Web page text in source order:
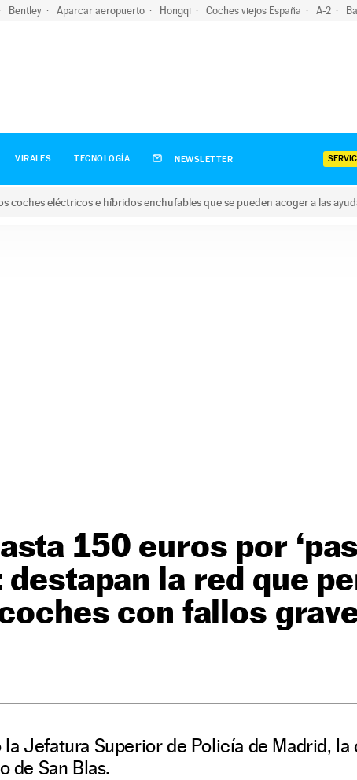
Bentley Aparcar aeropuerto Hongqi Coches viejos España A-2
VIRALES TECNOLOGÍA NEWSLETTER
coches eléctricos e híbridos enchufables que se pueden acoger a las
150 euros por
destapan la red que
con fallos
Jefatura Superior de Policía de Madrid, la
de San Blas.